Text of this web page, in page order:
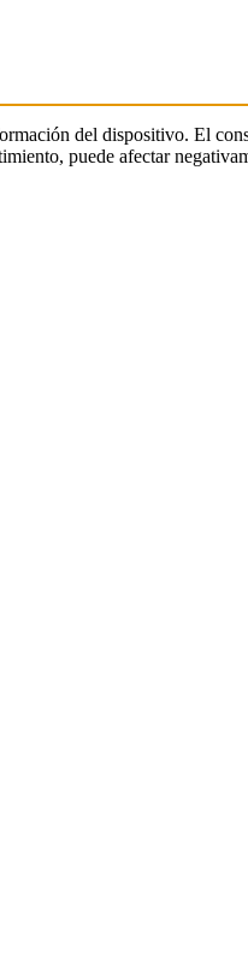
del dispositivo. El
puede afectar